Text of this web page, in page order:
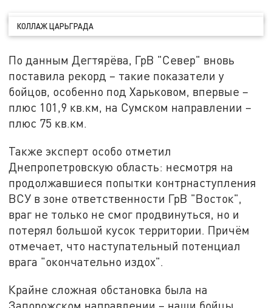
КОЛЛАЖ ЦАРЬГРАДА
По данным Дегтярёва, ГрВ "Север" вновь
поставила рекорд – такие показатели у
бойцов, особенно под Харьковом, впервые –
плюс 101,9 кв.км, на Сумском направлении –
плюс 75 кв.км.
Также эксперт особо отметил
Днепропетровскую область: несмотря на
продолжавшиеся попытки контрнаступления
ВСУ в зоне ответственности ГрВ "Восток",
враг не только не смог продвинуться, но и
потерял большой кусок территории. Причём
отмечает, что наступательный потенциал
врага "окончательно издох".
Крайне сложная обстановка была на
Запорожском направлении – наши бойцы